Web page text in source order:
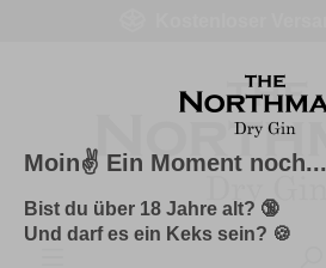
Moin✌️ Ein Moment noch...
Bist du über 18 Jahre alt? 🔞
Und darf es ein Keks sein? 🍪